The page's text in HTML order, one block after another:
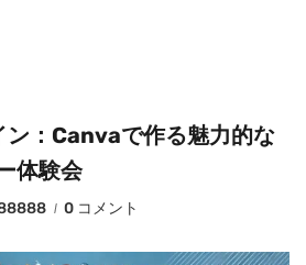
ン：Canvaで作る魅力的な
体験会
0 コメント